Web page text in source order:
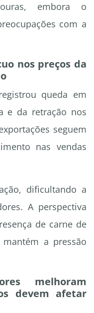
embora o
com a
nos preços da
queda em
e da retração nos
seguem
nas vendas
dificultando a
A perspectiva
de carne de
a pressão
melhoram
devem afetar